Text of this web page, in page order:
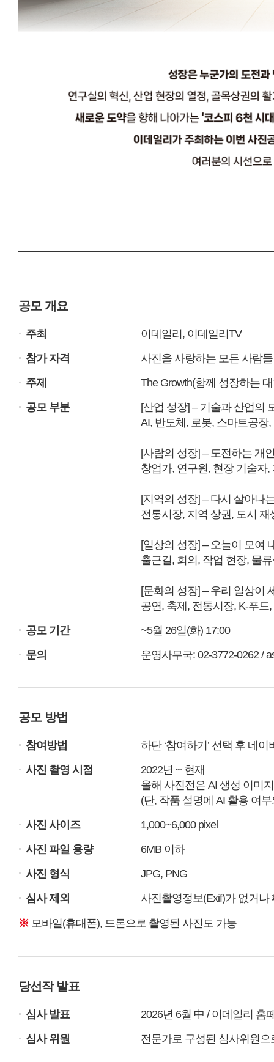
공모 개요
. 주최
이데일리, 이데일리TV
. 참가 자격
사진을 사랑하는 모든 사람들
. 주제
The Growth(함께 성장하는
. 공모 부분
[산업 성장] – 기술과 산업의
AI, 반도체, 로봇, 스마트공장
[사람의 성장] – 도전하는 개
창업가, 연구원, 현장 기술자
[지역의 성장] – 다시 살아나
전통시장, 지역 상권, 도시
[일상의 성장] – 오늘이 모여
출근길, 회의, 작업 현장, 물
[문화의 성장] – 우리 일상이
공연, 축제, 전통시장, K-푸드
. 공모 기간
~5월 26일(화) 17:00
. 문의 운영사무국: 02-3772-0262 /
공모 방법
. 참여방법
하단 ‘참여하기’ 선택 후 네
. 사진 촬영 시점
2022년 ~ 현재
올해 사진전은 AI 생성 이미
(단, 작품 설명에 AI 활용 여
. 사진 사이즈
1,000~6,000 pixel
. 사진 파일 용량
6MB 이하
. 사진 형식
JPG, PNG
. 심사 제외 사진촬영정보(Exif)가 없거
※ 모바일(휴대폰), 드론으로 촬영된 사진도 가능
당선작 발표
. 심사 발표
2026년 6월 中 / 이데일리 홈
. 심사 위원 전문가로 구성된 심사위원